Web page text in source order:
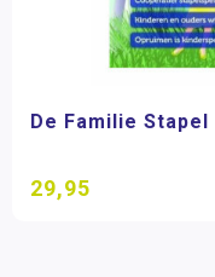
De Familie Stapel
29,95